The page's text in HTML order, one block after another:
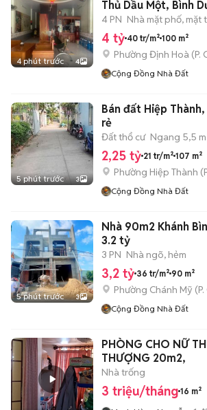
4 phút trước 4
Thủ Dầu Một, Bình
4 PN Nhà mặt phố, mặt
4 tỷ 40 tr/m² 100 m²
Phường Định Hoà (P.
Cộng Đồng Nhà Đất
5 phút trước 3
Bán đất Hiệp
rẻ
Đất thổ cư Ngang 5,5 m
2,25 tỷ 21 tr/m² 107 m²
Phường Hiệp Thành (
Cộng Đồng Nhà Đất
5 phút trước 3
Nhà 90m2 Khánh
3.2 tỷ
3 PN Nhà ngõ, hẻm
3,2 tỷ 36 tr/m² 90 m²
Phường Chánh Mỹ (
Cộng Đồng Nhà Đất
PHÒNG CHO NỮ
THƯỢNG 20m2,
Nhà trống
3 triệu/tháng 16 m²